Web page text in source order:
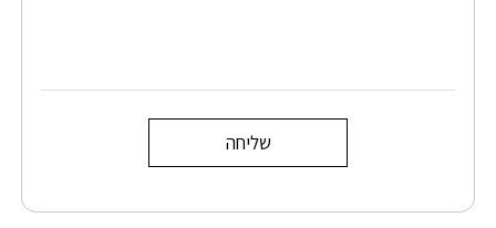
שליחה